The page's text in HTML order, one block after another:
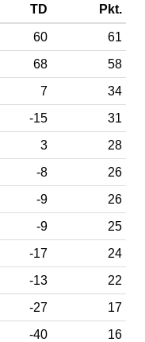
TD Pkt.
60
61
68
58
7
34
-15
31
3
28
-8
26
-9
26
-9
25
-17
24
-13
22
-27
17
-40 16